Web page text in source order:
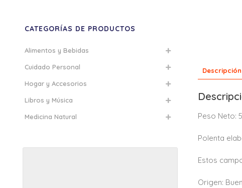
Descripción
Peso Neto:
Polenta
Estos
Origen:
CATEGORÍAS DE PRODUCTOS
Alimentos y Bebidas
Cuidado Personal
Hogar y Accesorios
Libros y Música
Medicina Natural